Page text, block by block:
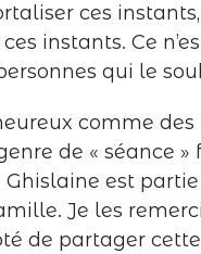
ces
instants. Ce
qui le
comme
de « séance
Ghislaine est
Je les
de partager